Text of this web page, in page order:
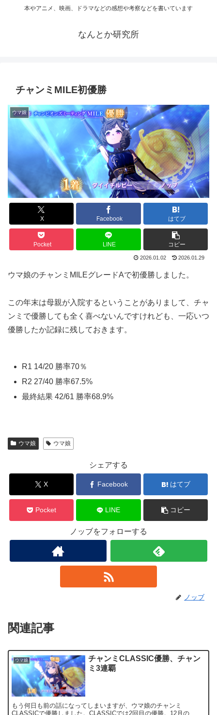
本やアニメ、映画、ドラマなどの感想や考察などを書いています
なんとか研究所
チャンミMILE初優勝
ウマ娘
X Facebook はてブ
Pocket LINE コピー
2026.01.02 2026.01.29
ウマ娘のチャンミMILEグレードAで初優勝しました。
この年末は母親が入院するということがありまして、チャ
ンミで優勝しても全く喜べないんですけれども、一応いつ
優勝したか記録に残しておきます。
R1 14/20 勝率70％
R2 27/40 勝率67.5%
最終結果 42/61 勝率68.9%
ウマ娘 ウマ娘
シェアする
X Facebook はてブ
Pocket LINE コピー
ノッブをフォローする
ノッブ
関連記事
ウマ娘
チャンミCLASSIC優勝、チャン
ミ3連覇
もう何日も前の話になってしまいますが、ウマ娘のチャンミ
CLASSICで優勝しました。CLASSICでは2回目の優勝。12月の